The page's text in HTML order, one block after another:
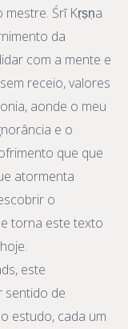
mestre. Śrī Kṛṣṇa
da
com a mente e
receio, valores
aonde o meu
e o
que que
atormenta
o
torna este texto
este
sentido de
estudo, cada um